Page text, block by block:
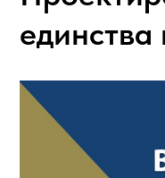
единства